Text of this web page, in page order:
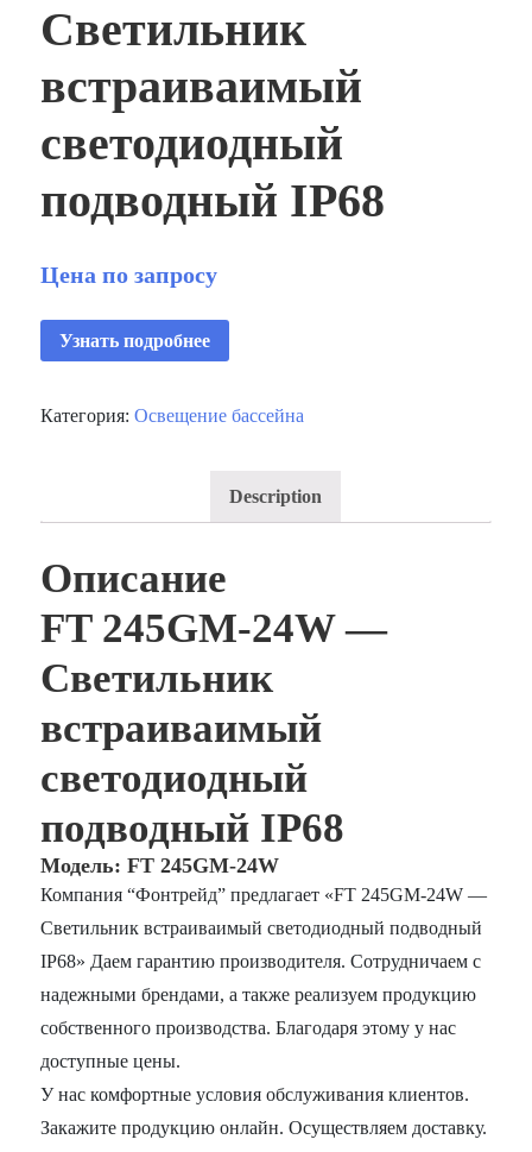
Светильник
встраиваимый
светодиодный
подводный IP68
Цена по запросу
Узнать подробнее
Категория:Освещение бассейна
Description
Описание
FT 245GM-24W —
Светильник
встраиваимый
светодиодный
подводный IP68
Модель: FT 245GM-24W
Компания “Фонтрейд” предлагает «FT 245GM-24W —
Светильник встраиваимый светодиодный подводный
IP68» Даем гарантию производителя. Сотрудничаем с
надежными брендами, а также реализуем продукцию
собственного производства. Благодаря этому у нас
доступные цены.
У нас комфортные условия обслуживания клиентов.
Закажите продукцию онлайн. Осуществляем доставку.